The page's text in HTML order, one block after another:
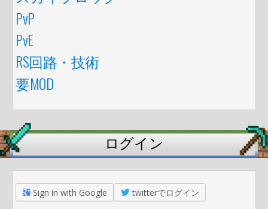
PvP
PvE
RS回路・技術
要MOD
ログイン
Sign in with Google twitterでログイン